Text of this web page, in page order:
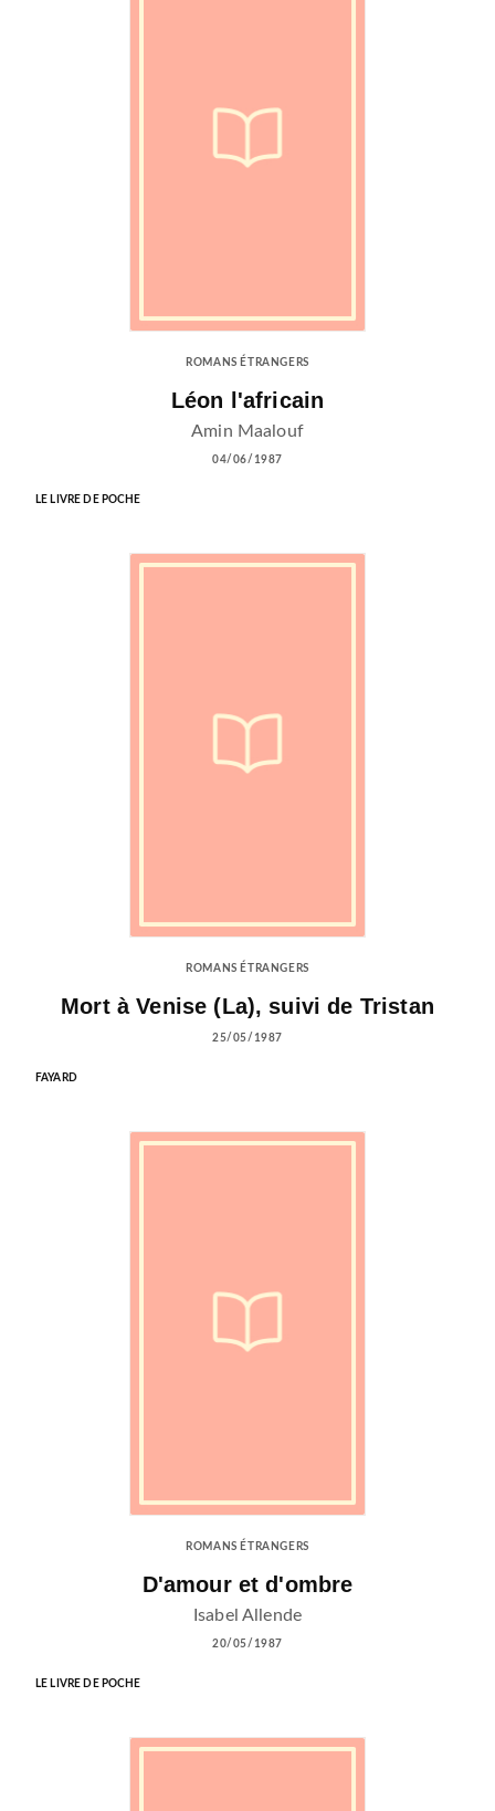
ROMANS ÉTRANGERS
Léon l'africain
Amin Maalouf
04/06/1987
LE LIVRE DE POCHE
ROMANS ÉTRANGERS
Mort à Venise (La), suivi de Tristan
25/05/1987
FAYARD
ROMANS ÉTRANGERS
D'amour et d'ombre
Isabel Allende
20/05/1987
LE LIVRE DE POCHE